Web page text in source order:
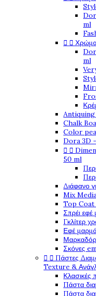
ml
 
ml
Antiquing
Chalk
Color
Dora 3D -
 
50 ml
Διάφανο
Mix
Top Coat
Σπρέι
Γκλίτερ
Εφέ
Σκόνες
  Πάστες
Texture &
Κλασικές
Πάστα
Πάστα